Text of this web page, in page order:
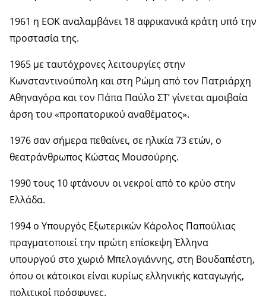
1961 η ΕΟΚ αναλαμβάνει 18 αφρικανικά κράτη υπό την
προστασία της.
1965 με ταυτόχρονες λειτουργίες στην
Κωνσταντινούπολη και στη Ρώμη από τον Πατριάρχη
Αθηναγόρα και τον Πάπα Παύλο ΣΤ’ γίνεται αμοιβαία
άρση του «προπατορικού αναθέματος».
1976 σαν σήμερα πεθαίνει, σε ηλικία 73 ετών, ο
θεατράνθρωπος Κώστας Μουσούρης.
1990 τους 10 φτάνουν οι νεκροί από το κρύο στην
Ελλάδα.
1994 ο Υπουργός Εξωτερικών Κάρολος Παπούλιας
πραγματοποιεί την πρώτη επίσκεψη Έλληνα
υπουργού στο χωριό Μπελογιάννης, στη Βουδαπέστη,
όπου οι κάτοικοι είναι κυρίως ελληνικής καταγωγής,
πολιτικοί πρόσφυγες.